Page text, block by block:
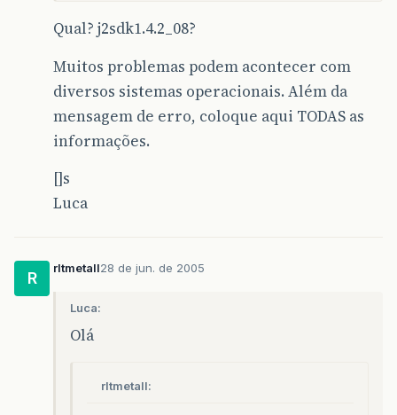
Qual? j2sdk1.4.2_08?
Muitos problemas podem acontecer com
diversos sistemas operacionais. Além da
mensagem de erro, coloque aqui TODAS as
informações.
[]s
Luca
R
rltmetall28 de jun. de 2005
Luca:
Olá
rltmetall: